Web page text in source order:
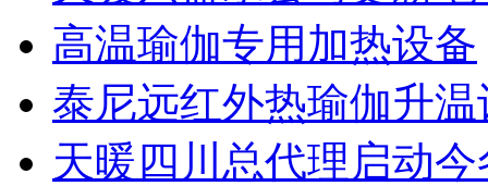
高温瑜伽专用加热设备
泰尼远红外热瑜伽升温
天暖四川总代理启动